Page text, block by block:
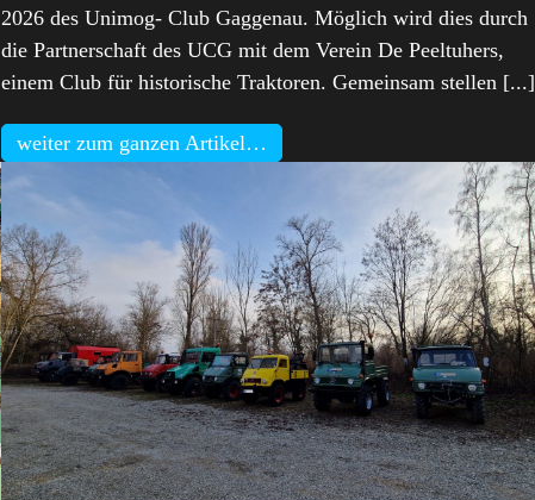
2026 des Unimog- Club Gaggenau. Möglich wird dies durch
die Partnerschaft des UCG mit dem Verein De Peeltuhers,
einem Club für historische Traktoren. Gemeinsam stellen [...]
weiter zum ganzen Artikel…